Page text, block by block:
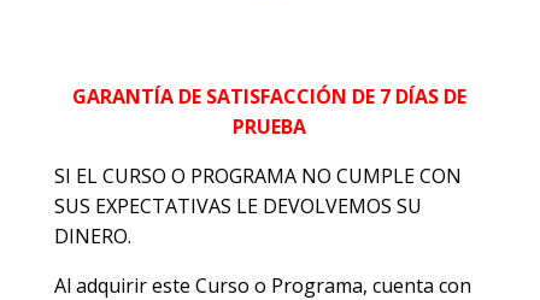
GARANTÍA DE SATISFACCIÓN DE 7 DÍAS DE
PRUEBA
SI EL CURSO O PROGRAMA NO CUMPLE CON
SUS EXPECTATIVAS LE DEVOLVEMOS SU
DINERO.
Al adquirir este Curso o Programa, cuenta con